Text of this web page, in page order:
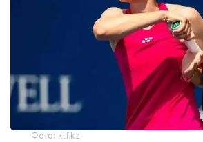
Фото: ktf.kz